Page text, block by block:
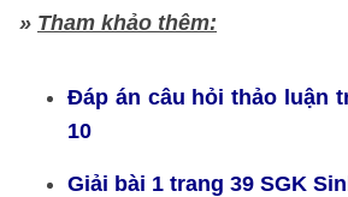
» Tham khảo thêm:
Đáp án câu hỏi thảo luận
10
Giải bài 1 trang 39 SGK